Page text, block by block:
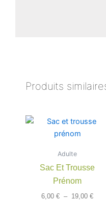
Produits
Adulte
Sac Et Trousse
Prénom
6,00 € – 19,00 €
Plage